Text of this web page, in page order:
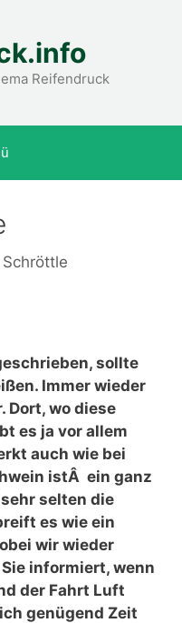
Reifendruck
sollte
Immer wieder
Dort, wo diese
es ja vor allem
auch wie bei
istÂ ein ganz
selten die
es wie ein
wir wieder
informiert, wenn
der Fahrt Luft
genügend Zeit